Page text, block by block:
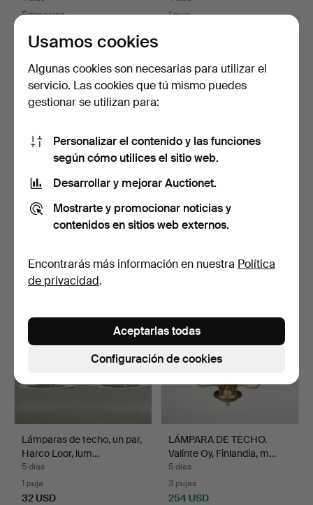
Estimación
1 puja
OLLE LUNDBERG.
Lámpara de techo
"Megalo", …
159 USD
LÁMPARA DE TECHO,
lámpara de flecos, siglo…
5 días
106 USD
Lámparas de techo, un par,
Harco Loor, lum…
5 días
1 puja
32 USD
LÁMPARA DE TECHO.
Valinte Oy, Finlandia, m…
5 días
3 pujas
254 USD
Usamos cookies
Algunas cookies son necesarias para utilizar el
servicio. Las cookies que tú mismo puedes
gestionar se utilizan para:
Personalizar el contenido y las funciones
según cómo utilices el sitio web.
Desarrollar y mejorar Auctionet.
Mostrarte y promocionar noticias y
contenidos en sitios web externos.
Encontrarás más información en nuestra Política
de privacidad.
Configuración de cookies
Aceptarlas todas